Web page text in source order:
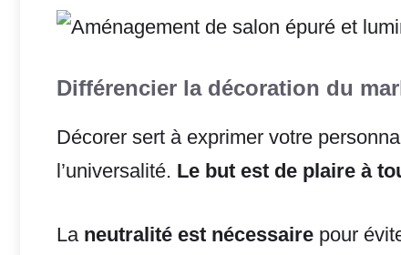
Différencier la décoration du
Décorer sert à exprimer votre
l’universalité. Le but est de plaire à
La neutralité est nécessaire pour